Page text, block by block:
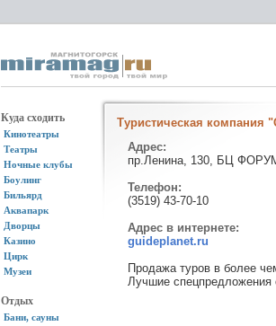
Куда сходить
Кинотеатры
Театры
Ночные клубы
Боулинг
Бильярд
Аквапарк
Дворцы
Казино
Цирк
Музеи
Отдых
Бани, сауны
Туристическая компания
Адрес:
пр.Ленина, 130, БЦ
Телефон:
(3519) 43-70-10
Адрес в интернете:
guideplanet.ru
Продажа туров в более
Лучшие спецпредложения